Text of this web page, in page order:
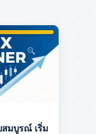
สมบูรณ์ เริ่ม